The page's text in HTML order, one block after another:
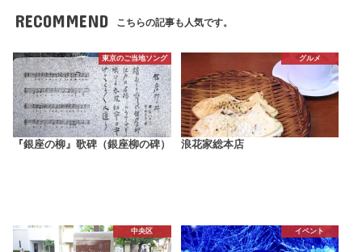
RECOMMEND こちらの記事も人気です。
東京のご当地ソング
『銀座の柳』歌碑（銀座柳の碑）
グルメ
浪花家総本店
中央区 イベント